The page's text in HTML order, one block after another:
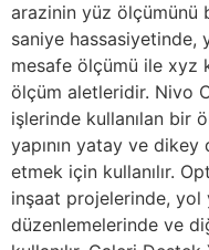
arazinin yüz ölçümünü
saniye hassasiyetinde,
mesafe ölçümü ile xyz
ölçüm aletleridir. Nivo
işlerinde kullanılan bir
yapının yatay ve dikey
etmek için kullanılır.
inşaat projelerinde, yol
düzenlemelerinde ve